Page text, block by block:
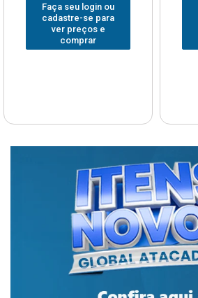
Faça seu login ou
cadastre-se para
ver preços e
comprar